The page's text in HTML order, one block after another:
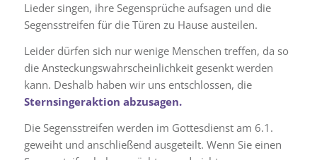
Lieder singen, ihre Segensprüche aufsagen und die
Segensstreifen für die Türen zu Hause austeilen.
Leider dürfen sich nur wenige Menschen treffen, da so
die Ansteckungswahrscheinlichkeit gesenkt werden
kann. Deshalb haben wir uns entschlossen, die
Sternsingeraktion abzusagen.
Die Segensstreifen werden im Gottesdienst am 6.1.
geweiht und anschließend ausgeteilt. Wenn Sie einen